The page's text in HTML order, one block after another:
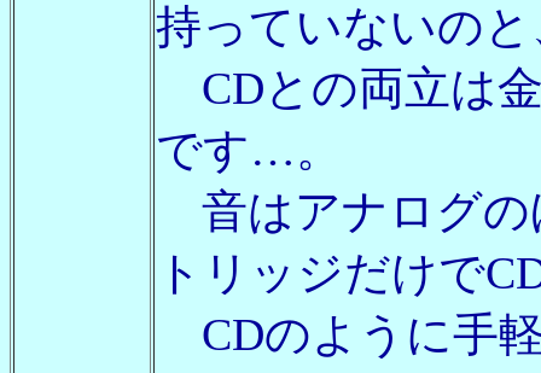
持っていないのと
CDとの両立は
です…。
音はアナログの
トリッジだけで
CDのように手